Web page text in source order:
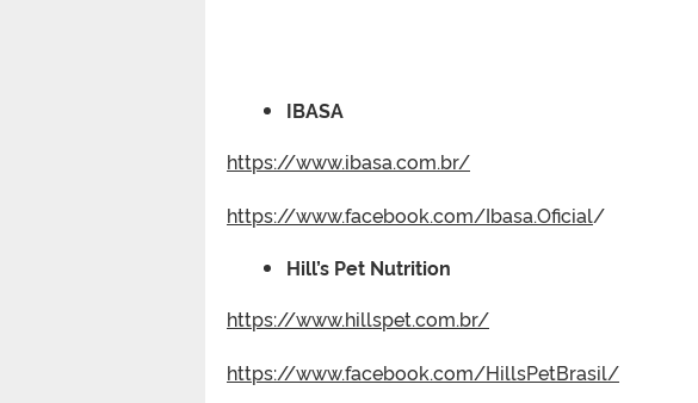
IBASA
https://www.ibasa.com.br/
https://www.facebook.com/Ibasa.Oficial/
Hill’s Pet Nutrition
https://www.hillspet.com.br/
https://www.facebook.com/HillsPetBrasil/